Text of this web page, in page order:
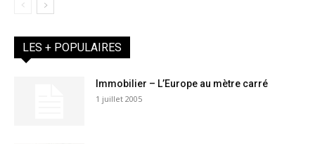
LES + POPULAIRES
Immobilier – L’Europe au mètre carré
1 juillet 2005